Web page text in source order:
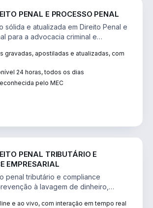
PENAL E PROCESSO PENAL
sólida e atualizada em Direito Penal e
para a advocacia criminal e
gravadas, apostiladas e atualizadas, com
24 horas, todos os dias
pelo MEC
PENAL TRIBUTÁRIO E
EMPRESARIAL
penal tributário e compliance
à lavagem de dinheiro,
e ao vivo, com interação em tempo real